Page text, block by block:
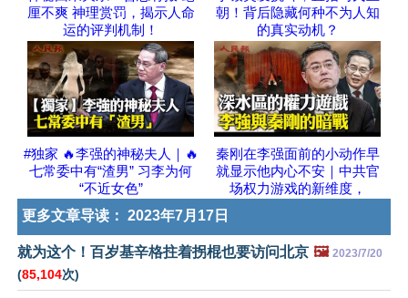
厘不爽 神理赏罚，揭示人命
运的评判机制！
朝！背后隐藏何种不为人知
的真实动机？
#独家 🔥李强的神秘夫人｜🔥
七常委中有“渣男” 习李为何
“不近女色”
秦刚在李强面前的小动作早
就显示他内心不安｜中共官
场权力游戏的新维度，
更多文章导读： 2023年7月17日
就为这个！百岁基辛格拄着拐棍也要访问北京 🖼️ 2023/7/20
(85,104次)